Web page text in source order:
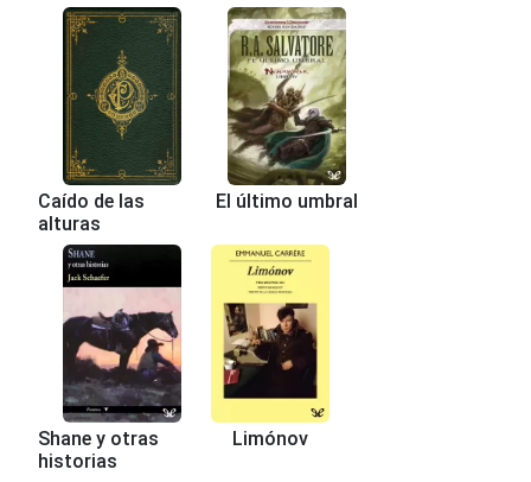
Caído de las
alturas
El último umbral
Shane y otras
historias
Limónov